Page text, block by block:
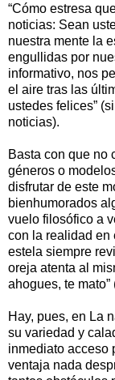
“Cómo estresa
noticias: Sean
nuestra mente la
engullidas por
informativo, nos
el aire tras las
ustedes felices”
noticias).
Basta con que no
géneros o
disfrutar de este
bienhumorados
vuelo filosófico a
con la realidad en
estela siempre
oreja atenta al
ahogues, te mato”
Hay, pues, en La
su variedad y
inmediato acceso
ventaja nada